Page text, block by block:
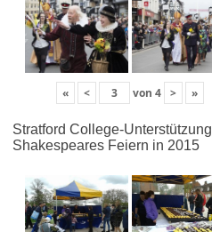
« < von 4 > »
Stratford College-Unterstützung
Shakespeares Feiern in 2015